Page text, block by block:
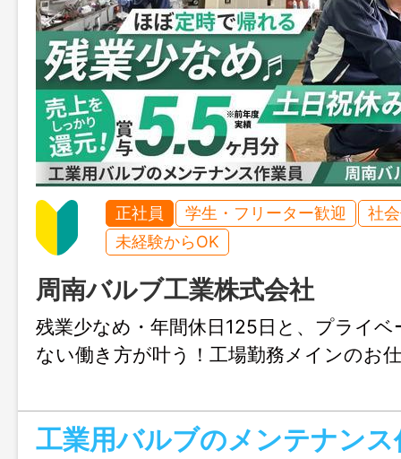
正社員 学生・フリーター歓迎
社
未経験からOK
周南バルブ工業株式会社
残業少なめ・年間休日125日と、プライ
ない働き方が叶う！工場勤務メインのお
工業用バルブのメンテナンス